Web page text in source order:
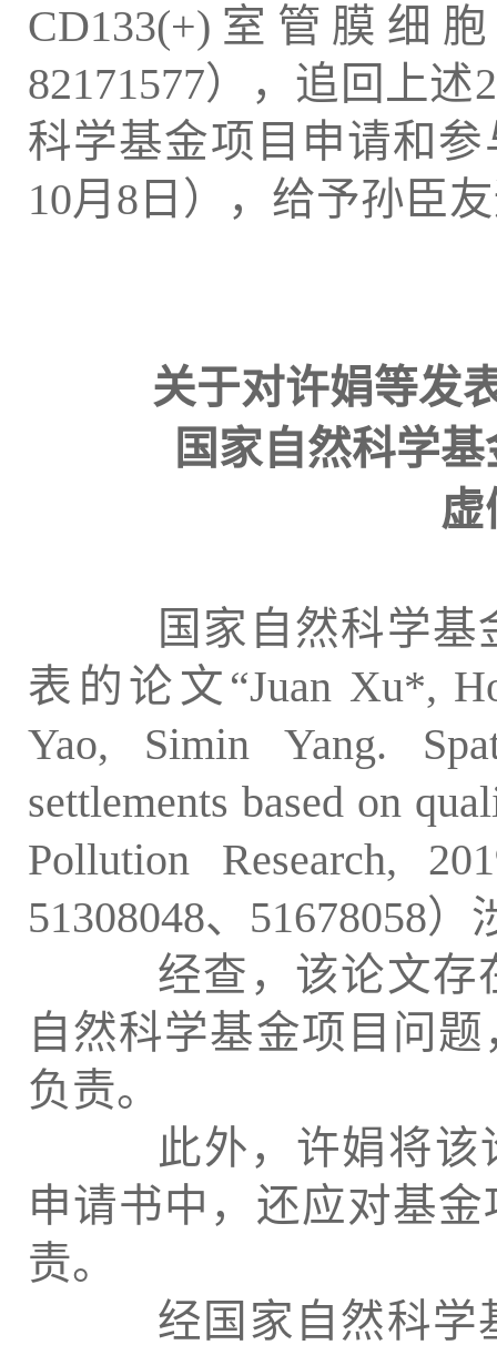
CD133(+)室管膜细
82171577），追回上
科学基金项目申请和参
10月8日），给予孙臣
关于对许娟等发
国家自然科学
虚
国家自然科学基金
表的论文“Juan Xu*,
Yao, Simin Yang.
settlements based on
Pollution Research,
51308048、51678058
经查，该论文存在
自然科学基金项目问
负责。
此外，许娟将该论
申请书中，还应对基
责。
经国家自然科学基